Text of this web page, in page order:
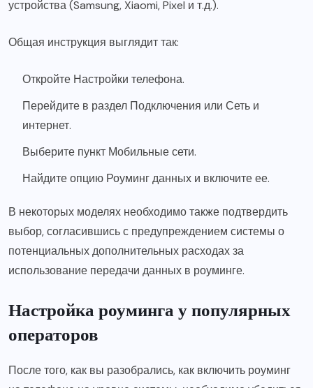
устройства (Samsung, Xiaomi, Pixel и т.д.).
Общая инструкция выглядит так:
Откройте Настройки телефона.
Перейдите в раздел Подключения или Сеть и
интернет.
Выберите пункт Мобильные сети.
Найдите опцию Роуминг данных и включите ее.
В некоторых моделях необходимо также подтвердить
выбор, согласившись с предупреждением системы о
потенциальных дополнительных расходах за
использование передачи данных в роуминге.
Настройка роуминга у популярных
операторов
После того, как вы разобрались, как включить роуминг